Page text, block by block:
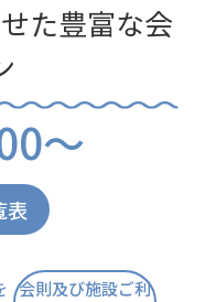
た豊富な会
～
表
会則及び施設ご利